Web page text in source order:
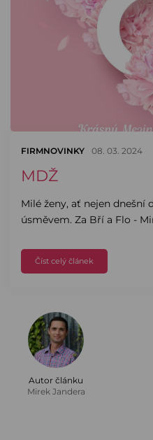
FIRMNOVINKY 08. 03. 2024
MDŽ
Milé ženy, ať nejen dnešní
úsměvem. Za Bří a Flo -
Číst celý článek
Autor článku
Mirek Jandera